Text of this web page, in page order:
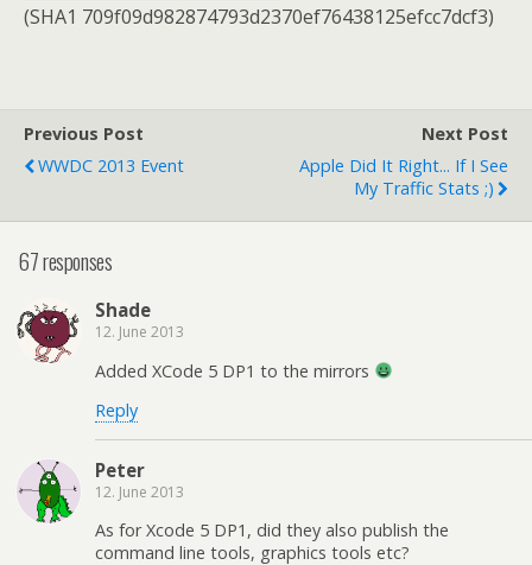
(SHA1 709f09d982874793d2370ef76438125efcc7dcf3)
Previous Post
WWDC 2013 Event
Next Post
Apple Did It Right... If I See
My Traffic Stats ;)
67 responses
Shade
12. June 2013
Added XCode 5 DP1 to the mirrors
Reply
Peter
12. June 2013
As for Xcode 5 DP1, did they also publish the
command line tools, graphics tools etc?